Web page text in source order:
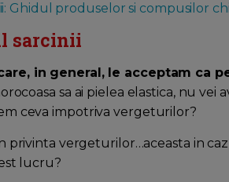
Ghidul produselor si compusilor
sarcinii
in general, le acceptam ca
sa ai pielea elastica, nu
ceva impotriva vergeturilor?
privinta vergeturilor…aceasta in
lucru?